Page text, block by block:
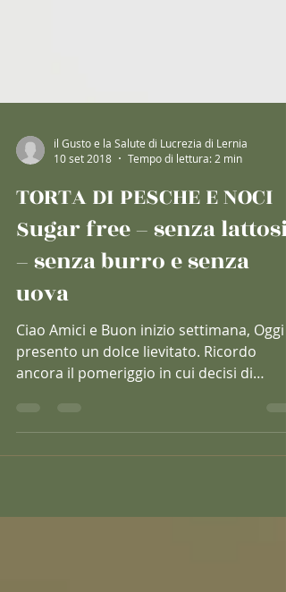
10 set 2018
Tempo di lettura: 2 min
TORTA DI PESCHE E NOCI
Sugar free – senza lattosio
– senza burro e senza
uova
Ciao Amici e Buon inizio settimana, Oggi
mettermi...